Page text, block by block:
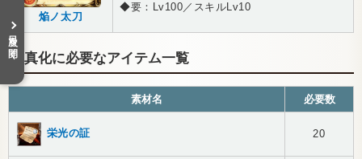
焔ノ太刀
◆要：Lv100／スキルLv10
真化に必要なアイテム一覧
素材名 必要数
栄光の証 20
目次を開く